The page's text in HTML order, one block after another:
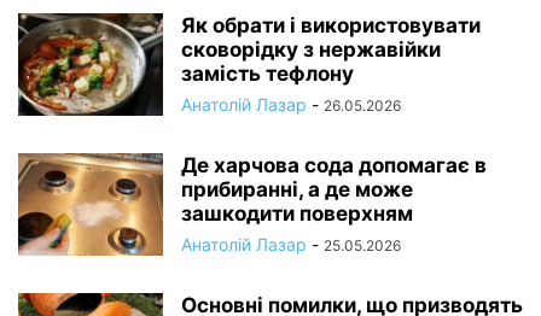
Як обрати і використовувати
сковорідку з нержавійки
замість тефлону
Анатолій Лазар - 26.05.2026
Де харчова сода допомагає в
прибиранні, а де може
зашкодити поверхням
Анатолій Лазар - 25.05.2026
Основні помилки, що призводять